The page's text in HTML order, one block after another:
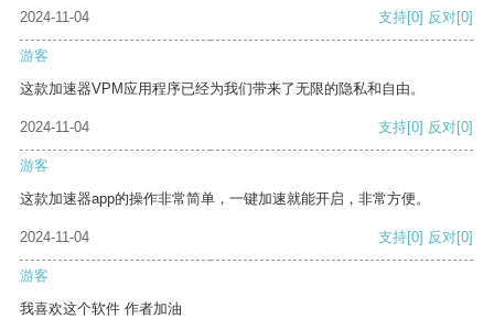
2024-11-04 支持[0] 反对[0]
游客
这款加速器VPM应用程序已经为我们带来了无限的隐私和自由。
2024-11-04 支持[0] 反对[0]
游客
这款加速器app的操作非常简单，一键加速就能开启，非常方便。
2024-11-04 支持[0] 反对[0]
游客
我喜欢这个软件 作者加油